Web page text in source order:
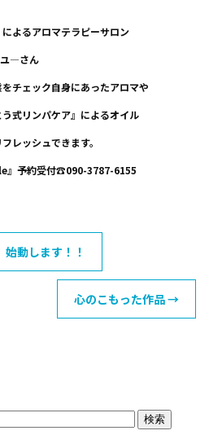
よるアロマテラピーサロン
―さん
をチェック自身にあったアロマや
式リンパケア』によるオイル
レッシュできます。
』予約受付☎090-3787-6155
動します！！
心のこもった作品→